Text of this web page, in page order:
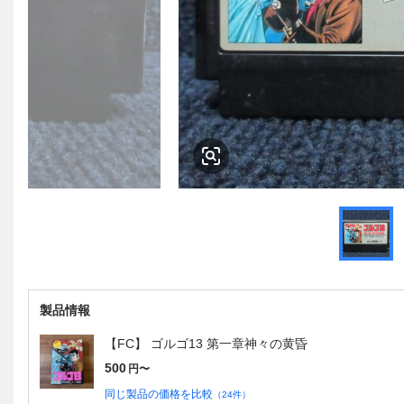
製品情報
【FC】 ゴルゴ13 第一章神々の黄昏
500 円〜
同じ製品の価格を比較 （24件）